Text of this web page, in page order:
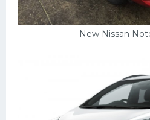
New Nissan